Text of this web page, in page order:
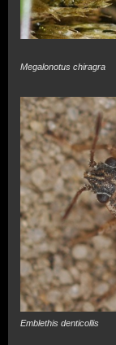
Megalonotus chiragra
Emblethis denticollis